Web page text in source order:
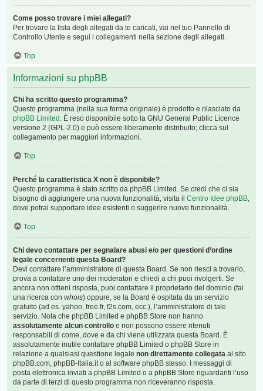
Come posso trovare i miei allegati?
Per trovare la lista degli allegati da te caricati, vai nel tuo Pannello di
Controllo Utente e segui i collegamenti nella sezione degli allegati.
Top
Informazioni su phpBB
Chi ha scritto questo programma?
Questo programma (nella sua forma originale) è prodotto e rilasciato da
phpBB Limited . È reso disponibile sotto la GNU General Public Licence
versione 2 (GPL-2.0) e può essere liberamente distribuito; clicca sul
collegamento per maggiori informazioni.
Top
Perché la caratteristica X non è disponibile?
Questo programma è stato scritto da phpBB Limited. Se credi che ci sia
bisogno di aggiungere una nuova funzionalità, visita il Centro Idee phpBB,
dove potrai supportare idee esistenti o suggerire nuove funzionalità.
Top
Chi devo contattare per segnalare abusi e/o per questioni d’ordine
legale concernenti questa Board?
Devi contattare l’amministratore di questa Board. Se non riesci a trovarlo,
prova a contattare uno dei moderatori e chiedi a chi puoi rivolgerti. Se
ancora non ottieni risposta, puoi contattare il proprietario del dominio (fai
una ricerca con whois) oppure, se la Board è ospitata da un servizio
gratuito (ad es. yahoo, free.fr, f2s.com, ecc.), l’amministratore di tale
servizio. Nota che phpBB Limited e phpBB Store non hanno
assolutamente alcun controllo e non possono essere ritenuti
responsabili di come, dove e da chi viene utilizzata questa Board. È
assolutamente inutile contattare phpBB Limited o phpBB Store in
relazione a qualsiasi questione legale non direttamente collegata al sito
phpBB.com, phpBB-Italia.it o al software phpBB stesso. I messaggi di
posta elettronica inviati a phpBB Limited o a phpBB Store riguardanti l’uso
da parte di terzi di questo programma non riceveranno risposta.